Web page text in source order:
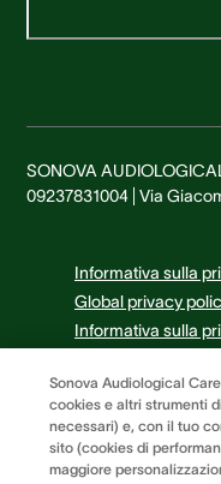
SONOVA
09237831004 | Via
Informativa sulla
Global privacy
Informativa sulla
Preferenze dei
Sonova Audiological
cookies e altri strumenti
necessari) e, con il tuo
sito (cookies di
maggiore